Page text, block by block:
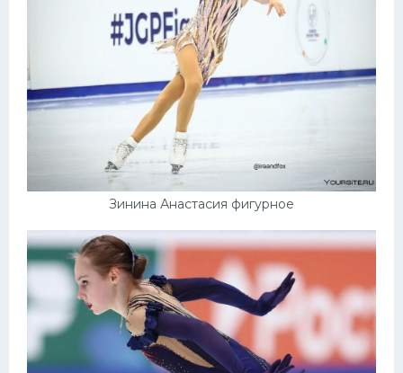
Зинина Анастасия фигурное